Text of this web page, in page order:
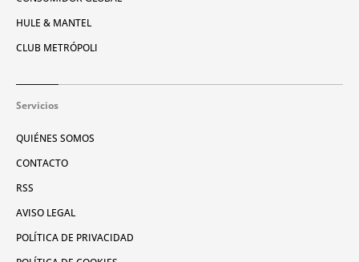
HULE & MANTEL
CLUB METRÓPOLI
Servicios
QUIÉNES SOMOS
CONTACTO
RSS
AVISO LEGAL
POLÍTICA DE PRIVACIDAD